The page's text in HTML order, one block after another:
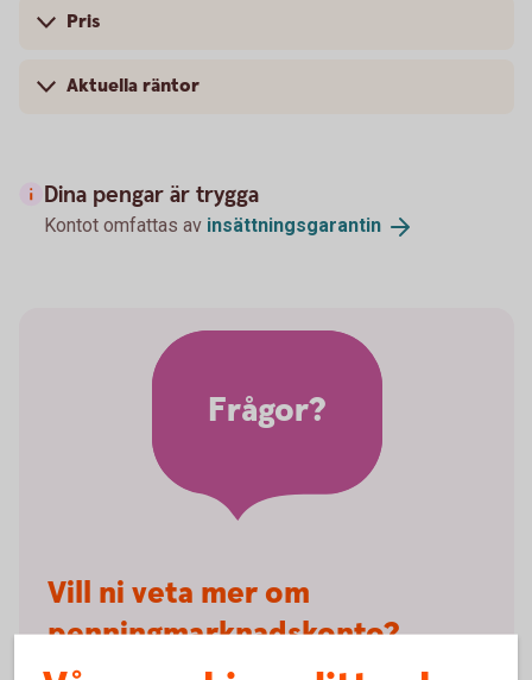
Pris
Aktuella räntor
Dina pengar är trygga
Kontot omfattas av insättningsgarantin
Vill ni veta mer om
penningmarknadskonto?
Frågor?